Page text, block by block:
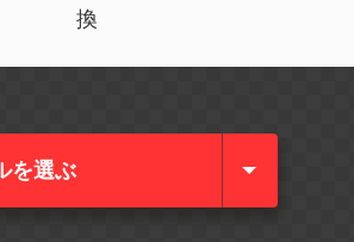
換
を選ぶ